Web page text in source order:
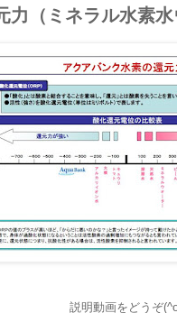
力（ミネラル水素水
説明動画をどうぞ